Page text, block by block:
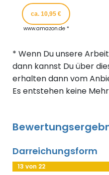
ca. 10,95 €
www.amazon.de *
* Wenn Du unsere
dann kannst Du über
erhalten dann vom
Es entstehen keine
Darreichungsform
13 von 22